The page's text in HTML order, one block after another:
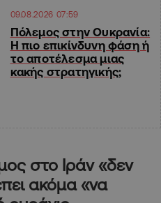
09.08.2026 07:59
Πόλεμος στην Ουκρανία:
Η πιο επικίνδυνη φάση ή
το αποτέλεσμα μιας
κακής στρατηγικής;
στο Ιράν «δεν
ακόμα «να